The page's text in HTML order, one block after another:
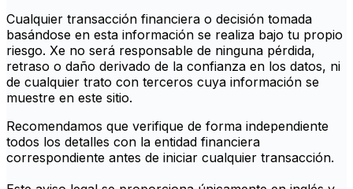
Cualquier transacción financiera o decisión tomada
basándose en esta información se realiza bajo tu propio
riesgo. Xe no será responsable de ninguna pérdida,
retraso o daño derivado de la confianza en los datos, ni
de cualquier trato con terceros cuya información se
muestre en este sitio.
Recomendamos que verifique de forma independiente
todos los detalles con la entidad financiera
correspondiente antes de iniciar cualquier transacción.